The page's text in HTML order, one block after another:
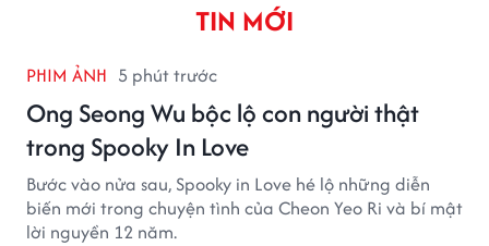
TIN MỚI
PHIM ẢNH 5 phút trước
Ong Seong Wu bộc lộ con người thật
trong Spooky In Love
Bước vào nửa sau, Spooky in Love hé lộ những diễn
biến mới trong chuyện tình của Cheon Yeo Ri và bí mật
lời nguyền 12 năm.